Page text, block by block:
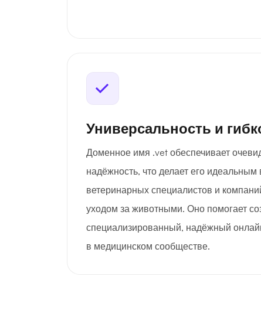
Универсальность и
Доменное имя .vet обеспечивает
надёжность, что делает его
ветеринарных специалистов и
уходом за животными. Оно помогает
специализированный, надёжный
в медицинском сообществе.